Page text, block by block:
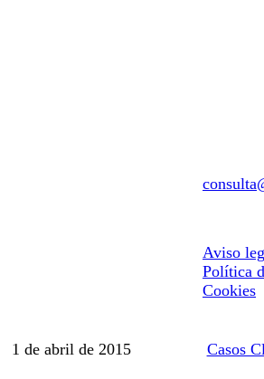
Facilidades de
Ortodoncia
1 de abril de 2015 Casos
Aviso
Política
Cookies